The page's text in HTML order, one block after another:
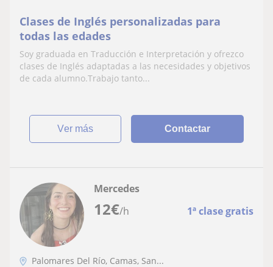
Clases de Inglés personalizadas para
todas las edades
Soy graduada en Traducción e Interpretación y ofrezco
clases de Inglés adaptadas a las necesidades y objetivos
de cada alumno.Trabajo tanto...
ver más Contactar
12€/h 1ª clase gratis
Mercedes
Palomares Del Río, Camas, San...